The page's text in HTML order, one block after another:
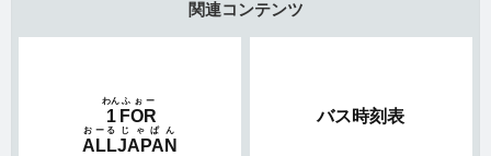
関連コンテンツ
1
わん
FOR
ふぉー
ALL
おーる
JAPAN
じゃぱん
バス時刻表